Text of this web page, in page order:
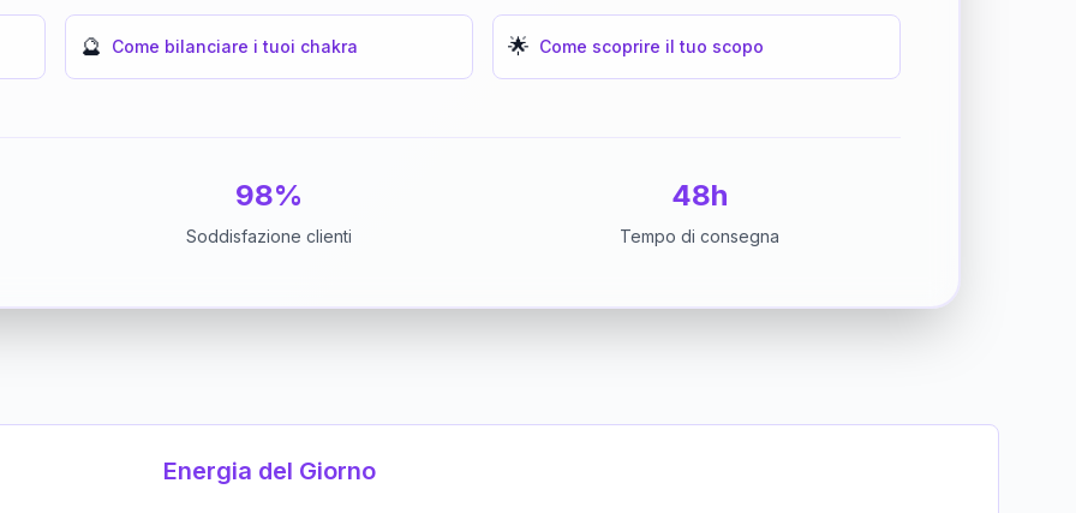
🔮 Come bilanciare i tuoi chakra 🌟 Come scoprire il tuo scopo
98%
Soddisfazione clienti
48h
Tempo di consegna
Energia del Giorno